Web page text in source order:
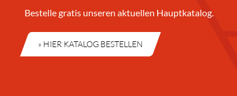
Bestelle gratis unseren aktuellen Hauptkatalog.
» HIER KATALOG BESTELLEN